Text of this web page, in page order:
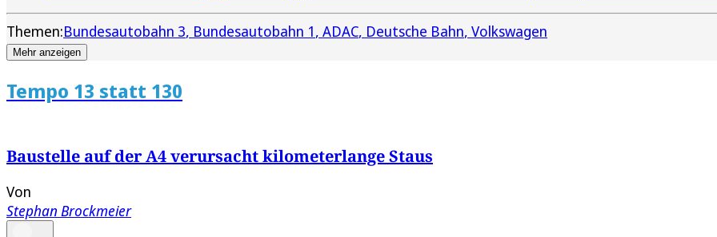
Themen:Bundesautobahn 3 Bundesautobahn 1 ADAC Deutsche Bahn Volkswagen
Mehr anzeigen
Tempo 13 statt 130
Baustelle auf der A4 verursacht kilometerlange Staus
Von
Stephan Brockmeier